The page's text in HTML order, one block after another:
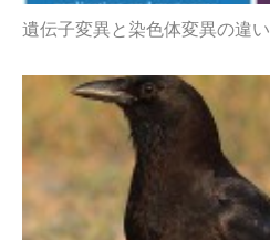
遺伝子変異と染色体変異の違い